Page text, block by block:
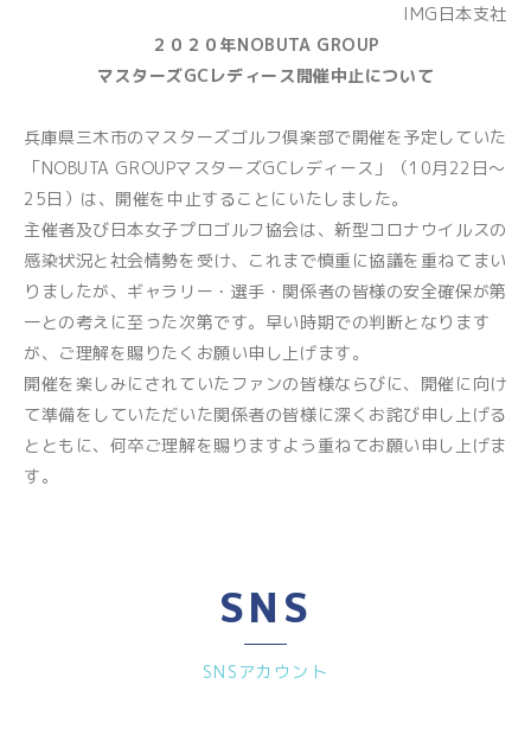
IMG日本支社
２０２０年NOBUTA GROUP
マスターズGCレディース開催中止について
兵庫県三木市のマスターズゴルフ倶楽部で開催を予定していた
「NOBUTA GROUPマスターズGCレディース」（10月22日～
25日）は、開催を中止することにいたしました。
主催者及び日本女子プロゴルフ協会は、新型コロナウイルスの
感染状況と社会情勢を受け、これまで慎重に協議を重ねてまい
りましたが、ギャラリー・選手・関係者の皆様の安全確保が第
一との考えに至った次第です。早い時期での判断となります
が、ご理解を賜りたくお願い申し上げます。
開催を楽しみにされていたファンの皆様ならびに、開催に向け
て準備をしていただいた関係者の皆様に深くお詫び申し上げる
とともに、何卒ご理解を賜りますよう重ねてお願い申し上げま
す。
SNS
SNSアカウント